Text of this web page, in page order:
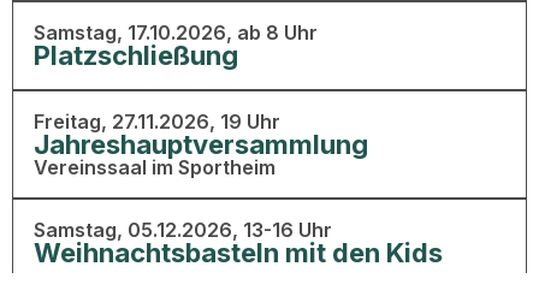
Samstag, 17.10.2026, ab 8 Uhr
Platzschließung
Freitag, 27.11.2026, 19 Uhr
Jahreshauptversammlung
Vereinssaal im Sportheim
Samstag, 05.12.2026, 13-16 Uhr
Weihnachtsbasteln mit den Kids